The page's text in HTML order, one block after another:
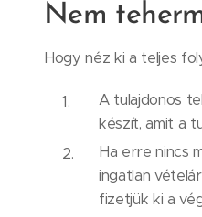
Nem
Hogy néz ki a teljes
A tulajdonos
készít, amit a
Ha erre nincs
ingatlan
fizetjük ki a